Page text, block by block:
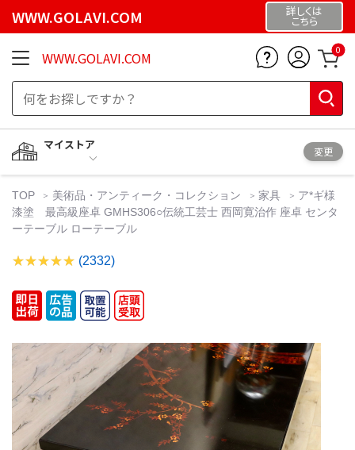
WWW.GOLAVI.COM 詳しくは
こちら
WWW.GOLAVI.COM 0
マイストア
変更
TOP 美術品・アンティーク・コレクション 家具
ア*ギ様
漆塗 最高級座卓 GMHS306○伝統工芸士 西岡寛治作 座卓 センタ
ーテーブル ローテーブル
(2332)